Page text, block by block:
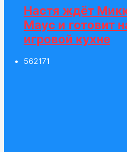
Настя ждёт
Маус и готовит
игровой кухне
562171